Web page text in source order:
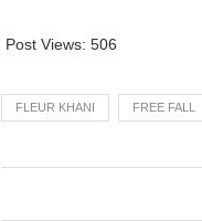
Post Views: 506
FLEUR KHANI FREE FALL